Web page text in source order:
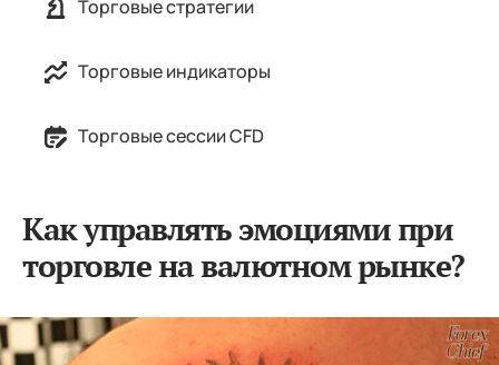
Торговые стратегии
Торговые индикаторы
Торговые сессии CFD
Как управлять эмоциями при
торговле на валютном рынке?